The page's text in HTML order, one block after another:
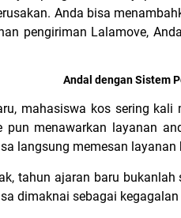
Anda bisa
pengiriman Lalamove,
Andal dengan Sistem
mahasiswa kos sering
menawarkan layanan
langsung memesan
tahun ajaran baru
dimaknai sebagai